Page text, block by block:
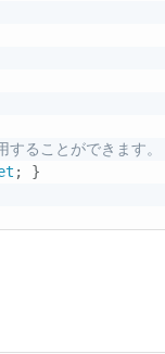
ることができます。
;
}